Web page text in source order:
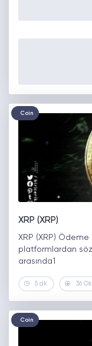
Coin
XRP (XRP)
XRP (XRP)
platformlardan
arasında1
5 dk. 36
Coin